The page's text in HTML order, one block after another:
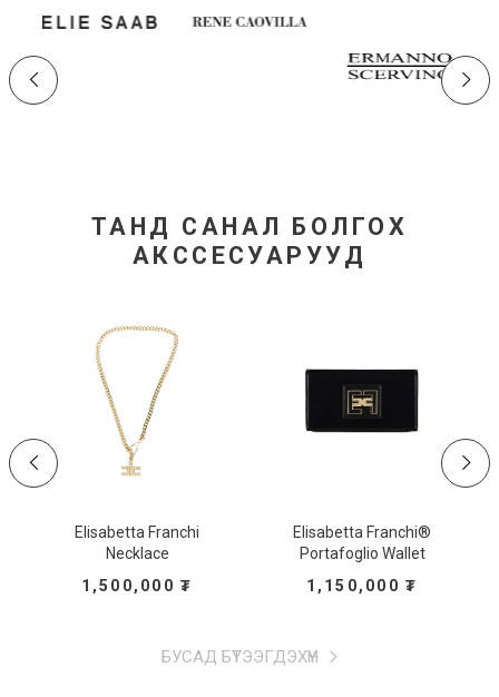
ТАНД САНАЛ БОЛГОХ
АКССЕСУАРУУД
Elisabetta Franchi
Necklace
1,500,000 ₮
Elisabetta Franchi®
Portafoglio Wallet
1,150,000 ₮
БУСАД БҮТЭЭГДЭХҮҮН